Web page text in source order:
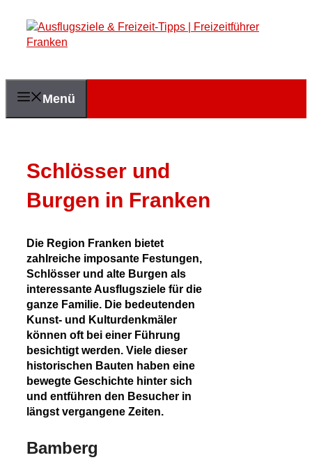
Inhalt
springen
Menü
Schlösser und
Burgen in Franken
Die Region Franken bietet
zahlreiche imposante Festungen,
Schlösser und alte Burgen als
interessante Ausflugsziele für die
ganze Familie. Die bedeutenden
Kunst- und Kulturdenkmäler
können oft bei einer Führung
besichtigt werden. Viele dieser
historischen Bauten haben eine
bewegte Geschichte hinter sich
und entführen den Besucher in
längst vergangene Zeiten.
Bamberg